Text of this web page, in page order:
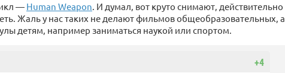
— Human Weapon. И думал, вот круто снимают, действительно
Жаль у нас таких не делают фильмов общеобразовательных, а
детям, например заниматься наукой или спортом.
+4